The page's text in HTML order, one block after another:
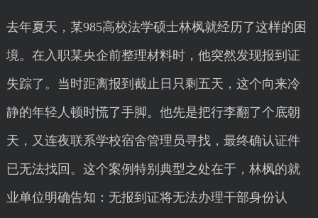
去年夏天，某985高校法学硕士林枫就经历了这样的困
境。在入职某央企前整理材料时，他突然发现报到证
失踪了。当时距离报到截止日只剩五天，这个向来冷
静的年轻人顿时慌了手脚。他先是把行李翻了个底朝
天，又连夜联系学校宿舍管理员寻找，最终确认证件
已无法找回。这个案例特别典型之处在于，林枫的就
业单位明确告知：无报到证将无法办理干部身份认